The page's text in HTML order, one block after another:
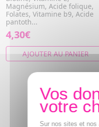
Magnésium, Acide folique,
Folates, Vitamine b9, Acide
pantoth...
4,30€
AJOUTER AU PANIER
Sur nos sites et nos